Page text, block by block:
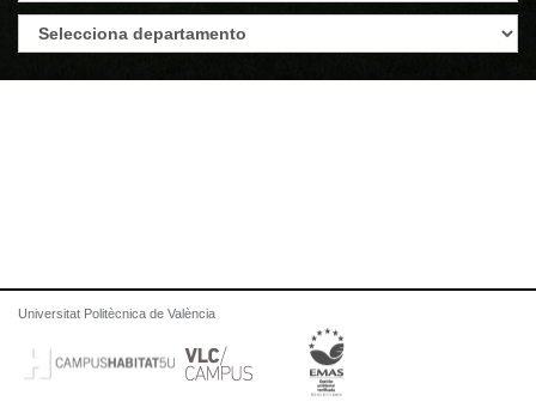
Universitat Politècnica de València